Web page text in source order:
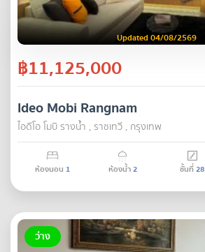
Updated 04/08/2569
฿11,125,000
Ideo Mobi Rangnam
ไอดีโอ โมบิ รางน้ำ , ราชเทวี , กรุงเทพ
ห้องนอน 1 ห้องน้ำ2 ชั้นที่28
ว่าง